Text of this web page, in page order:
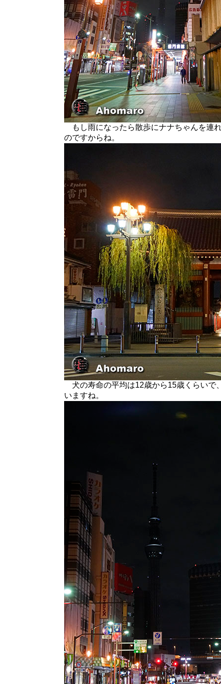
もし雨になったら散歩にナナちゃんを連
のですからね。
犬の寿命の平均は12歳から15歳くらいで
いますね。